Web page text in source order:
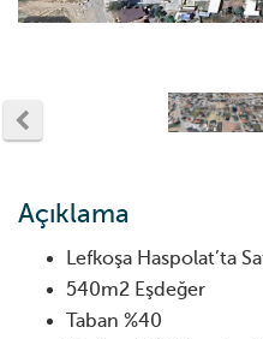
Açıklama
Lefkoşa Haspolat’ta
540m2 Eşdeğer
Taban %40